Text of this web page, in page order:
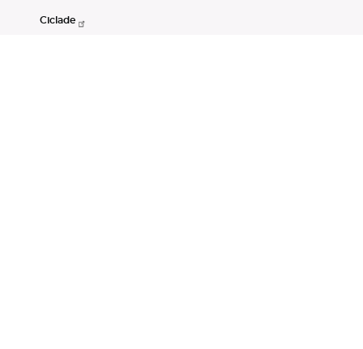
Ciclade